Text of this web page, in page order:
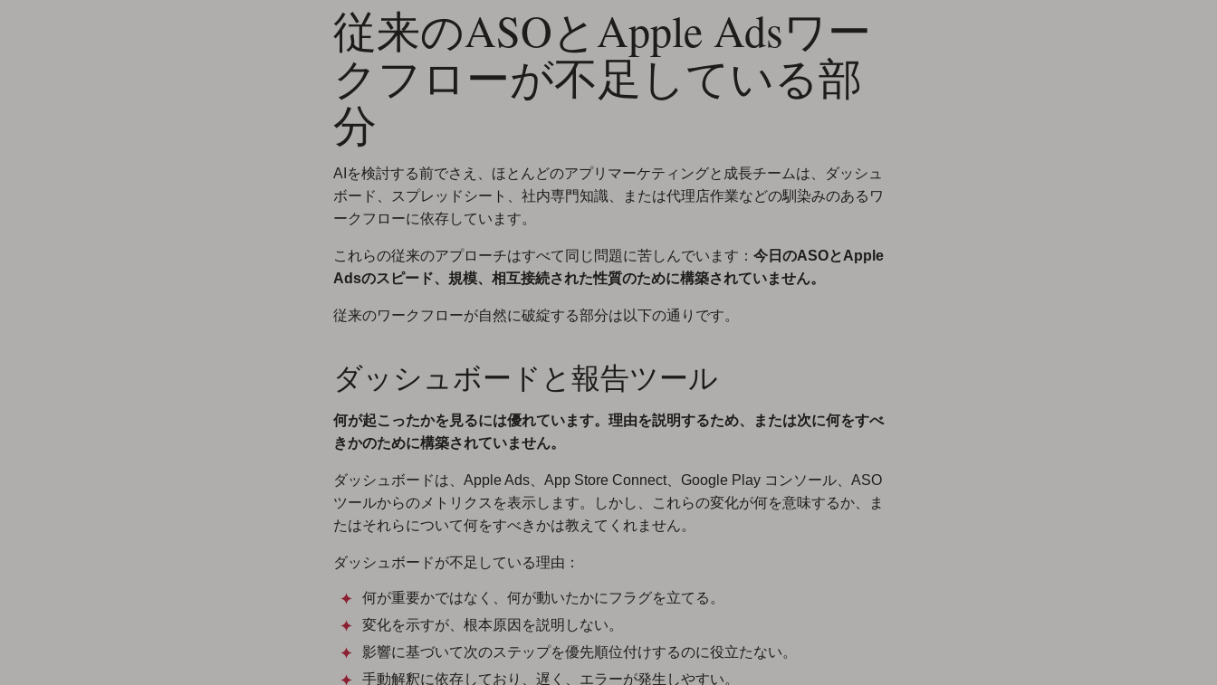
従来のASOとApple Adsワー
クフローが不足している部
分
AIを検討する前でさえ、ほとんどのアプリマーケティングと成長チームは、ダッシュ
ボード、スプレッドシート、社内専門知識、または代理店作業などの馴染みのあるワ
ークフローに依存しています。
これらの従来のアプローチはすべて同じ問題に苦しんでいます： 今日のASOとApple
Adsのスピード、規模、相互接続された性質のために構築されていません。
従来のワークフローが自然に破綻する部分は以下の通りです。
ダッシュボードと報告ツール
何が起こったかを見るには優れています。理由を説明するため、または次に何をすべ
きかのために構築されていません。
ダッシュボードは、Apple Ads、App Store Connect、Google Play コンソール、ASO
ツールからのメトリクスを表示します。しかし、これらの変化が何を意味するか、ま
たはそれらについて何をすべきかは教えてくれません。
ダッシュボードが不足している理由：
何が重要かではなく、何が動いたかにフラグを立てる。
変化を示すが、根本原因を説明しない。
影響に基づいて次のステップを優先順位付けするのに役立たない。
手動解釈に依存しており、遅く、エラーが発生しやすい。